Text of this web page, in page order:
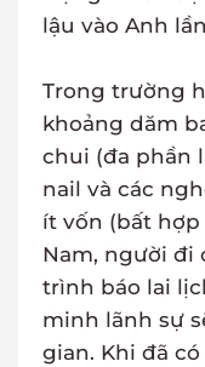
lậu vào Anh
Trong trường
khoảng dăm
chui (đa phần
nail và các
ít vốn (bất
Nam, người đi
trình báo lai
minh lãnh sự
gian. Khi đã